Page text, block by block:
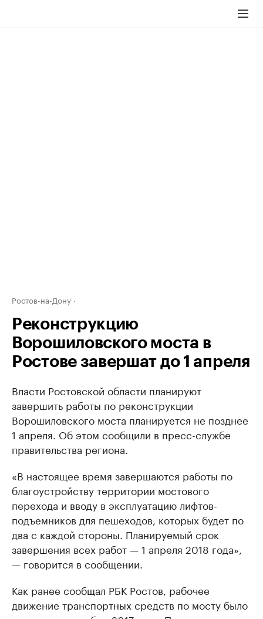
Ростов-на-Дону
Реконструкцию
Ворошиловского моста в
Ростове завершат до 1 апреля
Власти Ростовской области планируют
завершить работы по реконструкции
Ворошиловского моста планируется не позднее
1 апреля. Об этом сообщили в пресс-службе
правительства региона.
«В настоящее время завершаются работы по
благоустройству территории мостового
перехода и вводу в эксплуатацию лифтов-
подъемников для пешеходов, которых будет по
два с каждой стороны. Планируемый срок
завершения всех работ — 1 апреля 2018 года»,
— говорится в сообщении.
Как ранее сообщал РБК Ростов, рабочее
движение транспортных средств по мосту было